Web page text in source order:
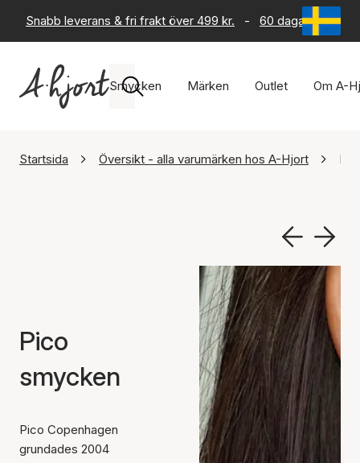
Snabb leverans & fri frakt över 499 kr. - 60 dagars
Smycken Märken Outlet Om A-
Startsida Översikt - alla varumärken hos A-Hjort
Pico
smycken
Pico Copenhagen
grundades 2004